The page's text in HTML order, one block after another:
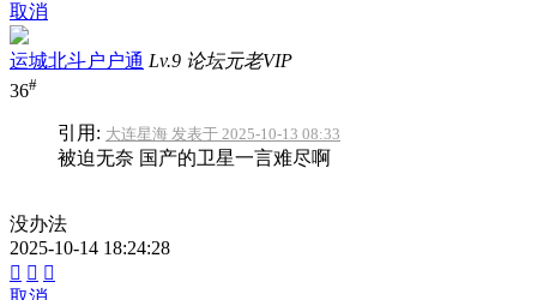
取消
运城北斗户户通 Lv.9 论坛元老VIP
36#
引用: 大连星海 发表于 2025-10-13 08:33
被迫无奈 国产的卫星一言难尽啊
没办法
2025-10-14 18:24:28
  